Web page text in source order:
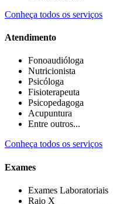
Conheça todos os serviços
Atendimento
Fonoaudióloga
Nutricionista
Psicóloga
Fisioterapeuta
Psicopedagoga
Acupuntura
Entre outros...
Conheça todos os serviços
Exames
Exames Laboratoriais
Raio X